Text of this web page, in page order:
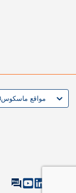
مواقع ماسكوس